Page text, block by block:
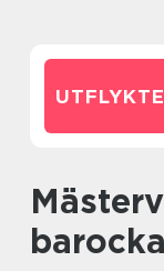
Mästerverk inom